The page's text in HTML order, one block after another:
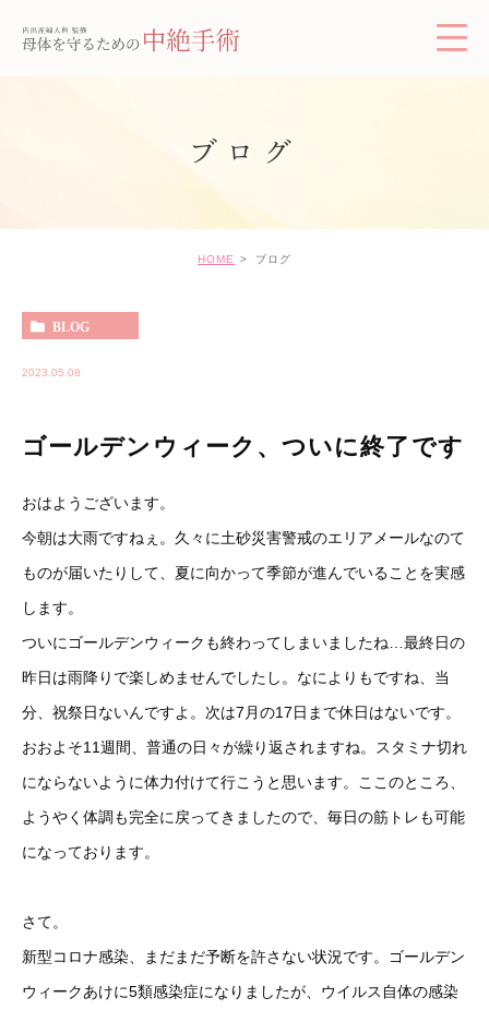
ブログ
HOME ブログ
BLOG
2023.05.08
ゴールデンウィーク、ついに終了です
おはようございます。
今朝は大雨ですねぇ。久々に土砂災害警戒のエリアメールなのて
ものが届いたりして、夏に向かって季節が進んでいることを実感
します。
ついにゴールデンウィークも終わってしまいましたね…最終日の
昨日は雨降りで楽しめませんでしたし。なによりもですね、当
分、祝祭日ないんですよ。次は7月の17日まで休日はないです。
おおよそ11週間、普通の日々が繰り返されますね。スタミナ切れ
にならないように体力付けて行こうと思います。ここのところ、
ようやく体調も完全に戻ってきましたので、毎日の筋トレも可能
になっております。
さて。
新型コロナ感染、まだまだ予断を許さない状況です。ゴールデン
ウィークあけに5類感染症になりましたが、ウイルス自体の感染